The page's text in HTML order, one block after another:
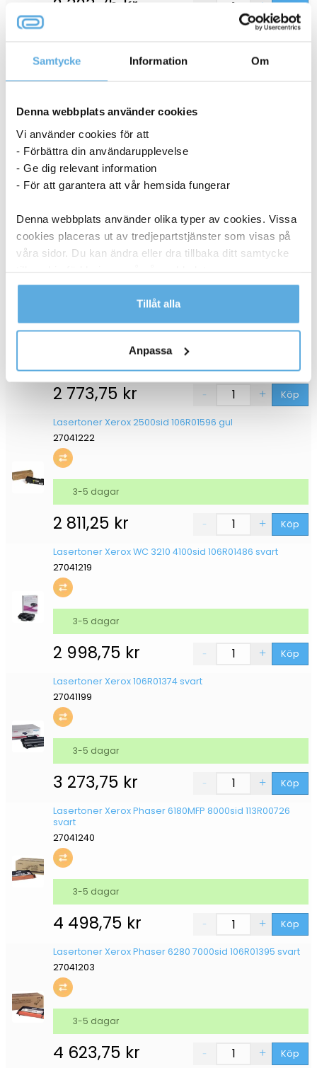
Samtycke Information Om
Denna webbplats använder cookies
Vi använder cookies för att
- Förbättra din användarupplevelse
- Ge dig relevant information
- För att garantera att vår hemsida fungerar
Denna webbplats använder olika typer av cookies. Vissa
cookies placeras ut av tredjepartstjänster som visas på
våra sidor. Du kan ändra eller dra tillbaka ditt samtycke
Läs mer i vår integritetspolicy om vilka vi är, hur du
kontaktar oss och på vilket sätt vi behandlar
Tillåt alla
Anpassa
2 323,75 kr Köp
Lasertoner Xerox 6121MFP 2600sid 106R01468 gul
2 336,25kr
Lasertoner Xerox 6121MFP 2600sid 106R01466 cyan
2 436,25kr
3-5 dagar
2 773,75 kr Köp
Lasertoner Xerox 2500sid 106R01596 gul
27041222
2 811,25 kr Köp
3-5 dagar
Lasertoner Xerox WC 3210 4100sid 106R01486 svart
27041219
2 998,75 kr Köp
3-5 dagar
Lasertoner Xerox 106R01374 svart
27041199
3 273,75 kr Köp
3-5 dagar
Lasertoner Xerox Phaser 6180MFP 8000sid 113R00726
svart
27041240
4 498,75 kr Köp
3-5 dagar
Lasertoner Xerox Phaser 6280 7000sid 106R01395 svart
27041203
4 623,75 kr Köp
3-5 dagar